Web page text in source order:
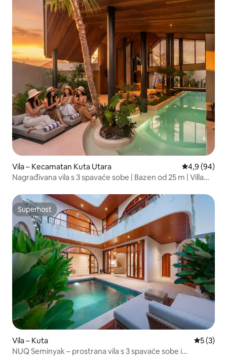
Vila – Kecamatan Kuta Utara Prosječna
4,9 (94)
Nagrađivana vila s 3 spavaće sobe | Bazen od 25 m | Villa
Superhost
Superhost
Vila – Kuta
5 (3)
NUQ Seminyak – prostrana vila s 3 spavaće sobe i